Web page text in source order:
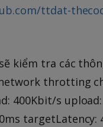
ttdat-
kiểm tra các
throtting
400Kbit/s
targetLatency: